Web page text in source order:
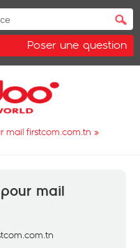
Poser une question
mail firstcom.com.tn »
mail